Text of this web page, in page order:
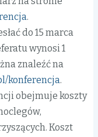
.
do 15 marca
wynosi 1
znaleźć na
konferencja.
obejmuje koszty
Koszt